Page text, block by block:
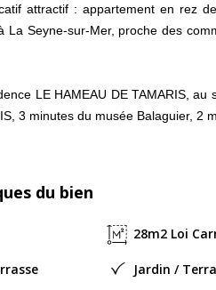
attractif : appartement en rez
La Seyne-sur-Mer, proche des
LE HAMEAU DE TAMARIS,
3 minutes du musée Balaguier, 2
des commerces et de toutes les
peut etre un investissement
mois charges comprises, rentabilité
DE COPRO 292 EUROS.
EUROS.
du bien
28m2 Loi
Jardin /